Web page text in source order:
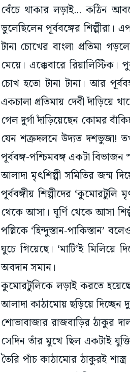
ভুলেছিলেন পূর্ববঙ্গের শিল্পীরা।
টানা চোখের বাংলা প্রতিমা
মেয়ে। এক্কেবারে
চোখ হতো টানা টানা। আর
একচালা প্রতিমায় দেবী দাঁড়িয়ে
গেল দুর্গা দাঁড়িয়েছেন কোমর
যেন শত্রুদলনে উদ্যত দশভুজা!
পূর্ববঙ্গ-পশ্চিমবঙ্গ একটা
আলাদা মৃৎশিল্পী সমিতির জন্ম
পূর্ববঙ্গীয় শিল্পীদের ‘কুমোরটুলি
থেকে আসা। ঘূর্ণি থেকে আসা
পল্লিকে ‘হিন্দুস্তান-পাকিস্তান’
ঘুচে গিয়েছে। ‘মাটি’ই মিলিয়ে
অবদান সমান।
কুমোরটুলিকে লড়াই করতে
আলাদা কাঠামোয় ছড়িয়ে দিচ্ছেন
শোভাবাজার রাজবাড়ির ঠাকুর
সেদিন তাঁর মুখে ছিল একটাই
তৈরি পাঁচ কাঠামোর ঠাকুরই
সংস্কারকে। কুমোরটুলি যেন